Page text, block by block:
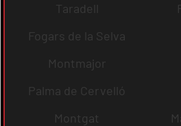
Taradell
Fogars de la Selva
Montmajor
Palma de Cervelló
Montgat